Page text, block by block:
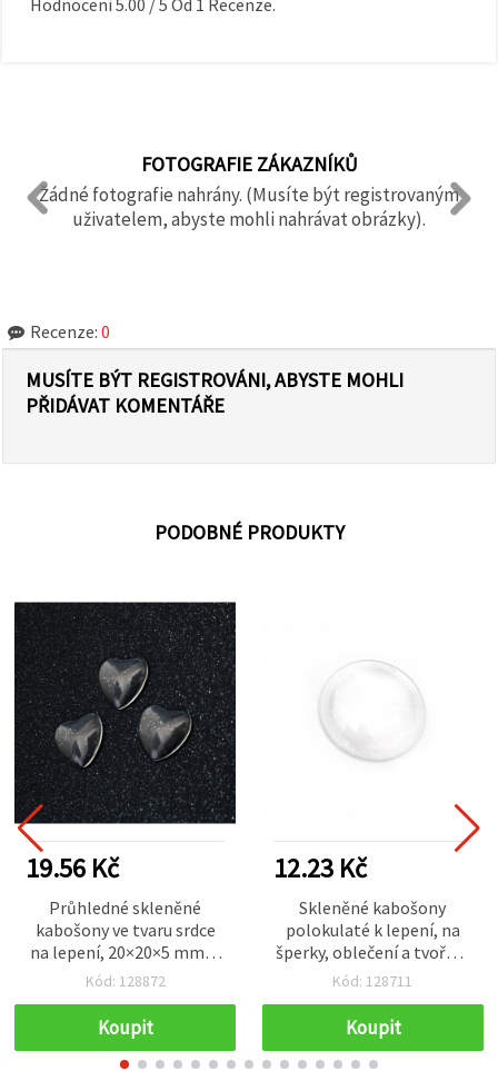
FOTOGRAFIE ZÁKAZNÍKŮ
Žádné fotografie nahrány. (Musíte být registrovaným
uživatelem, abyste mohli nahrávat obrázky).
Recenze: 0
MUSÍTE BÝT REGISTROVÁNI, ABYSTE MOHLI
PŘIDÁVAT KOMENTÁŘE
PODOBNÉ PRODUKTY
19.56 Kč
Průhledné skleněné
kabošony ve tvaru srdce
na lepení, 20×20×5 mm, 5
ks
Kód: 128872
Koupit
12.23 Kč
Skleněné kabošony
polokulaté k lepení, na
šperky, oblečení a tvoření
25 x 5,5 mm průhledné – 5
Kód: 128711
Koupit